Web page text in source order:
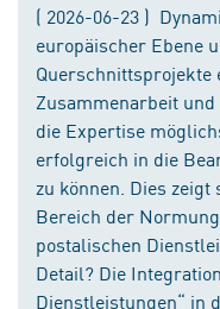
( 2026-06-23 )
europäischer Ebene
Querschnittsprojekte
Zusammenarbeit
die Expertise
erfolgreich in die
zu können. Dies
Bereich der
postalischen
Detail? Die
Dienstleistungen“ in